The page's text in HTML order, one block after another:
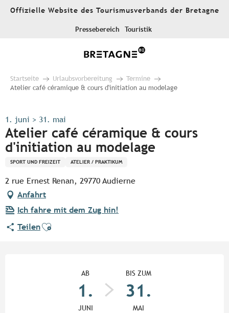
AllerOffizielle Website des Tourismusverbands der Bretagne
Pressebereich Touristik
Startseite Urlaubsvorbereitung
Termine
Atelier café céramique & cours d'initiation au modelage
1. juni > 31. mai
Atelier café céramique & cours
d'initiation au modelage
SPORT UND FREIZEIT ATELIER / PRAKTIKUM
2 rue Ernest Renan, 29770 Audierne
Anfahrt
Ich fahre mit dem Zug hin!
TeilenAjouter aux favoris
AB
1.
JUNI
BIS ZUM
31.
MAI